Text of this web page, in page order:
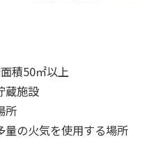
積50㎡以上
蔵施設
所
量の火気を使用する場所